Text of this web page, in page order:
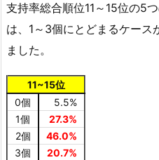
支持率総合順位11～15位の5
は、1～3個にとどまるケース
ました。
11~15位
0個
5.5%
1個
27.3%
2個
46.0%
3個
20.7%